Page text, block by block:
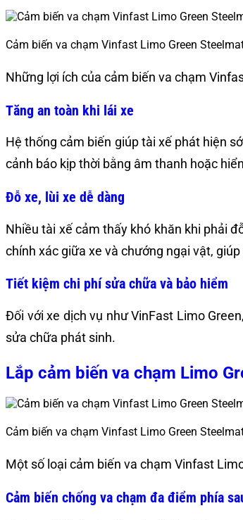
Cảm biến va chạm Vinfast Limo Green
Những lợi ích của cảm biến va chạm
Tăng an toàn khi lái xe
Hệ thống cảm biến giúp tài xế phát hiện
cảnh báo kịp thời bằng âm thanh hoặc
Đỗ xe, lùi xe dễ dàng
Nhiều tài xế cảm thấy khó khăn khi phải
chính xác giữa xe và chướng ngại vật,
Tiết kiệm chi phí sửa chữa và bảo hiểm
Đối với xe dịch vụ như VinFast Limo
sửa chữa phát sinh.
Lắp cảm biến va chạm Limo
Cảm biến va chạm Vinfast Limo Green
Một số loại cảm biến va chạm Vinfast
Cảm biến chống va chạm đa điểm phía